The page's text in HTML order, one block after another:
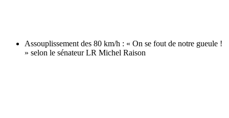
Assouplissement des 80 km/h : « On se fout de notre gueule !
» selon le sénateur LR Michel Raison